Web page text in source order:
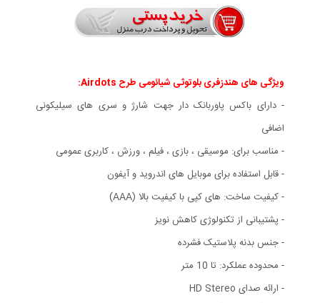
ویژگی های هندزفری بلوتوثی شیائومی طرح Airdots:
- دارای باکس پاوربانک دار جهت شارژ و سری های سیلیکونی
اضافی
- مناسب برای: موسیقی ، بازی ، فیلم ، ورزش ، کاربری عمومی
- قابل استفاده برای موبایل های اندروید و آیفون
- کیفیت ساخت: های کپی با کیفیت بالا (AAA)
- پشتیبانی از تکنولوژی کاهش نویز
- جنس بدنه پلاستیک فشرده
- محدوده عملکرد: تا 10 متر
- ارائه صدای HD Stereo